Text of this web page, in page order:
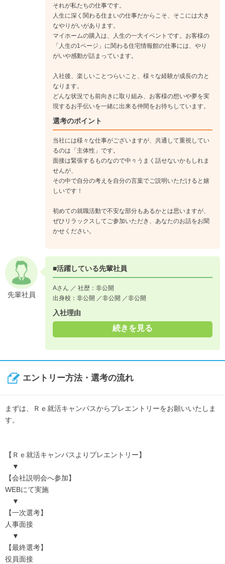
それが私たちの仕事です。
人生に深く関わる住まいの仕事だからこそ、そこには大き
なやりがいがあります。
マイホームの購入は、人生の一大イベントです。お客様の
「人生の1ページ」に関わる住宅情報館の仕事には、やり
がいや感動が詰まっています。
入社後、楽しいことつらいこと、様々な経験が成長の力と
なります。
どんな状況でも前向きに取り組み、お客様の想いや夢を実
現するお手伝いを一緒に出来る仲間をお待ちしています。
選考のポイント
当社には様々な仕事がございますが、共通して重視してい
るのは「主体性」です。
面接は緊張するものなので中々うまく話せないかもしれま
せんが、
その中で自分の考えを自分の言葉でご説明いただけると嬉
しいです！
初めての就職活動で不安な部分もあるかとは思いますが、
ぜひリラックスしてご参加いただき、あなたのお話をお聞
かせください。
先輩社員
■活躍している先輩社員
Aさん ／ 社歴：非公開
出身校：非公開 ／非公開 ／非公開
入社理由
続きを見る
エントリー方法・選考の流れ
まずは、Ｒｅ就活キャンパスからプレエントリーをお願いいたしま
す。
【Ｒｅ就活キャンパスよりプレエントリー】
▼
【会社説明会へ参加】
WEBにて実施
▼
【一次選考】
人事面接
▼
【最終選考】
役員面接